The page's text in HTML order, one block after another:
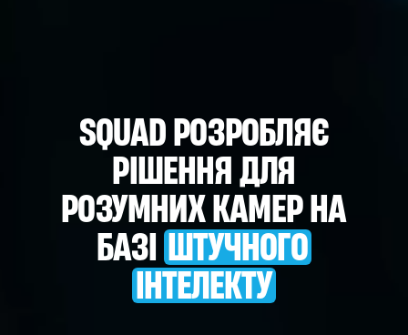
SQUAD РОЗРОБЛЯЄ
РІШЕННЯДЛЯ
РОЗУМНИХ КАМЕР НА
БАЗІ ШТУЧНОГО
ІНТЕЛЕКТУ